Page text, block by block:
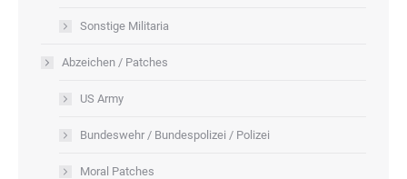
Sonstige Militaria
Abzeichen / Patches
US Army
Bundeswehr / Bundespolizei / Polizei
Moral Patches